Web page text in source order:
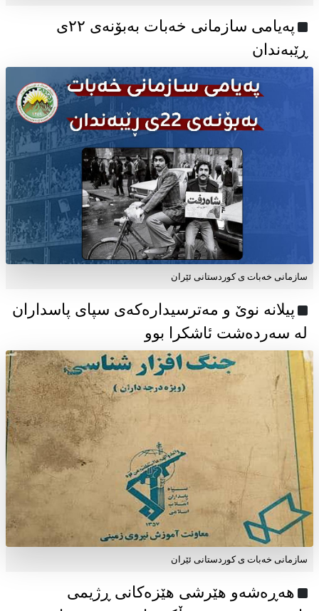
پەیامی سازمانی خەبات بەبۆنەی ۲۲ی
ڕێبەندان
سازمانی خەبات ی كوردستانی ئێران
پیلانە نوێ و مەترسیدارەکەی سپای پاسداران
لە سەردەشت ئاشکرا بوو
سازمانی خەبات ی كوردستانی ئێران
هەڕەشەو هێرشی هێزەکانی ڕژیمی